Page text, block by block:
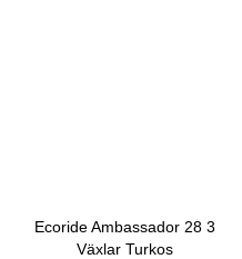
Ecoride Ambassador 28 3
Växlar Turkos